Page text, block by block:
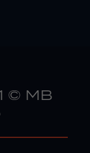
© MB